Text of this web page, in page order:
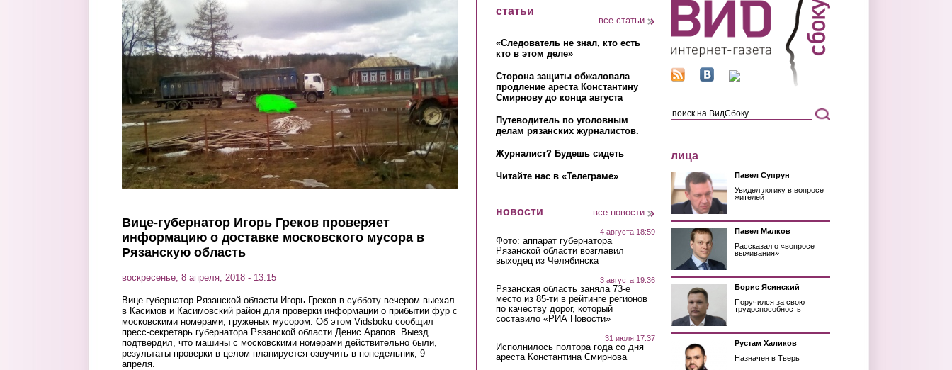
Перейти к основному содержанию
Вице-губернатор Игорь Греков проверяет
информацию о доставке московского мусора в
Рязанскую область
воскресенье, 8 апреля, 2018 - 13:15
Вице-губернатор Рязанской области Игорь Греков в субботу вечером выехал
в Касимов и Касимовский район для проверки информации о прибытии фур с
московскими номерами, груженых мусором. Об этом Vidsboku сообщил
пресс-секретарь губернатора Рязанской области Денис Арапов. Выезд
подтвердил, что машины с московскими номерами действительно были,
результаты проверки в целом планируется озвучить в понедельник, 9
апреля.
статьи
все статьи
«Следователь не знал, кто есть
кто в этом деле»
Сторона защиты обжаловала
продление ареста Константину
Смирнову до конца августа
Путеводитель по уголовным
делам рязанских журналистов.
Журналист? Будешь сидеть
Читайте нас в «Телеграме»
новости все новости
4 августа 18:59
Фото: аппарат губернатора
Рязанской области возглавил
выходец из Челябинска
3 августа 19:36
Рязанская область заняла 73-е
место из 85-ти в рейтинге регионов
по качеству дорог, который
составило «РИА Новости»
31 июля 17:37
Исполнилось полтора года со дня
ареста Константина Смирнова
лица
Павел Супрун
Увидел логику в вопросе
жителей
Павел Малков
Рассказал о «вопросе
выживания»
Борис Ясинский
Поручился за свою
трудоспособность
Рустам Халиков
Назначен в Тверь